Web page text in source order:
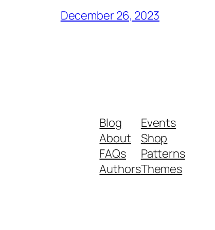
December 26, 2023
Blog
About
FAQs
Authors
Events
Shop
Patterns
Themes